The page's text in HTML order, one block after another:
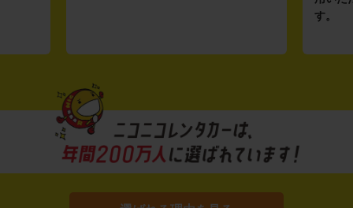
す。